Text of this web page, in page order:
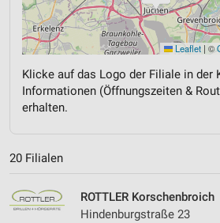
Leaflet | ©
Klicke auf das Logo der Filiale in der
Informationen (Öffnungszeiten &
erhalten.
20 Filialen
ROTTLER Korschenbroich
Hindenburgstraße 23